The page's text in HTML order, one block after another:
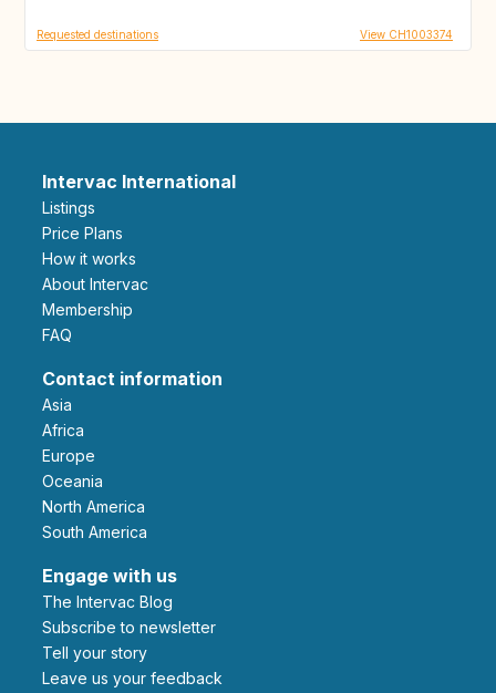
Requested destinations View CH1003374
Intervac International
Listings
Price Plans
How it works
About Intervac
Membership
FAQ
Contact information
Asia
Africa
Europe
Oceania
North America
South America
Engage with us
The Intervac Blog
Subscribe to newsletter
Tell your story
leave us your feedback